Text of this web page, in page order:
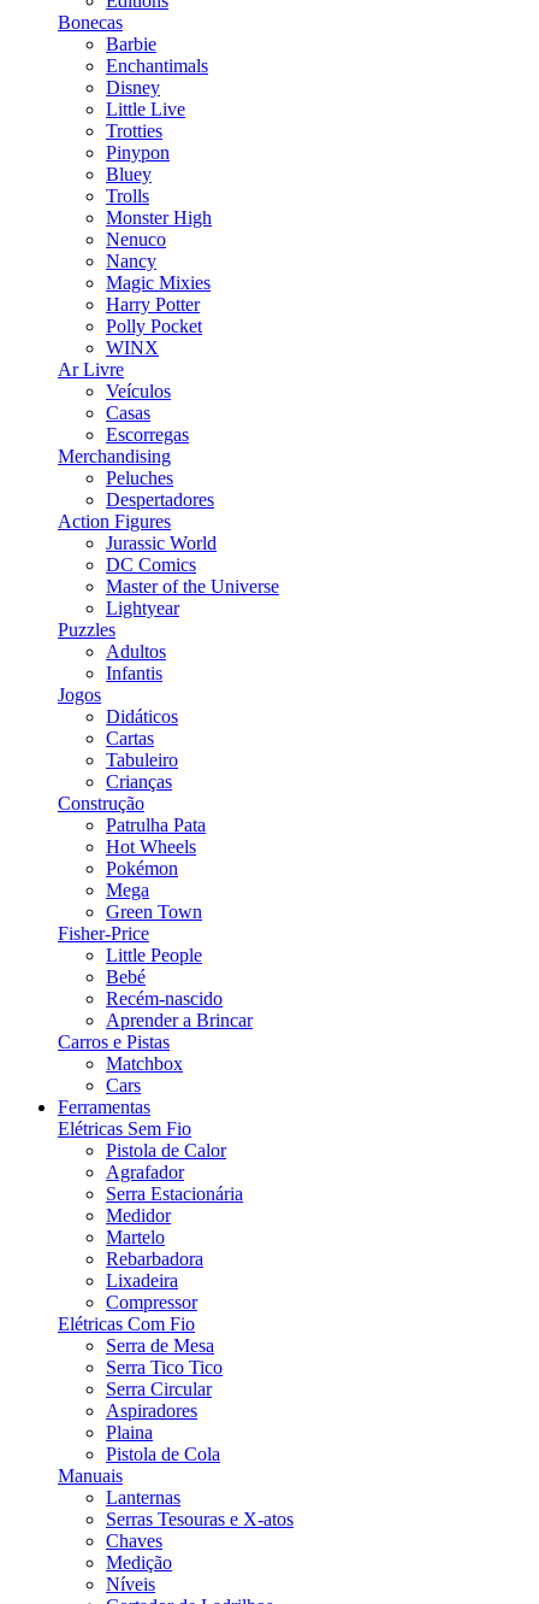
Bonecas
Barbie
Enchantimals
Disney
Little Live
Trotties
Pinypon
Bluey
Trolls
Monster High
Nenuco
Nancy
Magic Mixies
Harry Potter
Polly Pocket
WINX
Ar Livre
Veículos
Casas
Escorregas
Merchandising
Peluches
Despertadores
Action Figures
Jurassic World
DC Comics
Master of the Universe
Lightyear
Puzzles
Adultos
Infantis
Jogos
Didáticos
Cartas
Tabuleiro
Crianças
Construção
Patrulha Pata
Hot Wheels
Pokémon
Mega
Green Town
Fisher-Price
Little People
Bebé
Recém-nascido
Aprender a Brincar
Carros e Pistas
Matchbox
Cars
Ferramentas
Elétricas Sem Fio
Pistola de Calor
Agrafador
Serra Estacionária
Medidor
Martelo
Rebarbadora
Lixadeira
Compressor
Elétricas Com Fio
Serra de Mesa
Serra Tico Tico
Serra Circular
Aspiradores
Plaina
Pistola de Cola
Manuais
Lanternas
Serras Tesouras e X-atos
Chaves
Medição
Níveis